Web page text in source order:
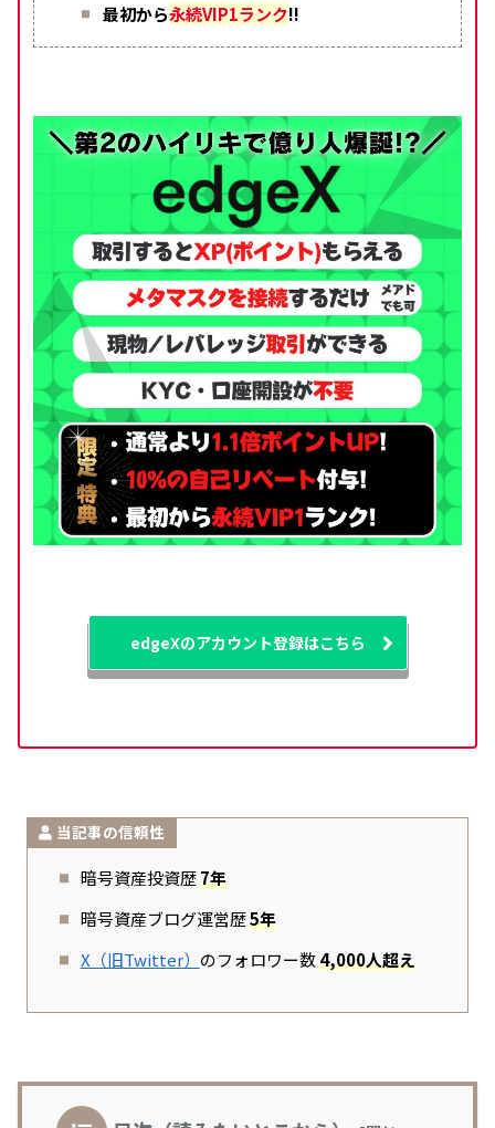
最初から永続VIP1ランク!!
edgeXのアカウント登録はこちら
当記事の信頼性
暗号資産投資歴7年
暗号資産ブログ運営歴5年
X（旧Twitter） のフォロワー数4,000人超え